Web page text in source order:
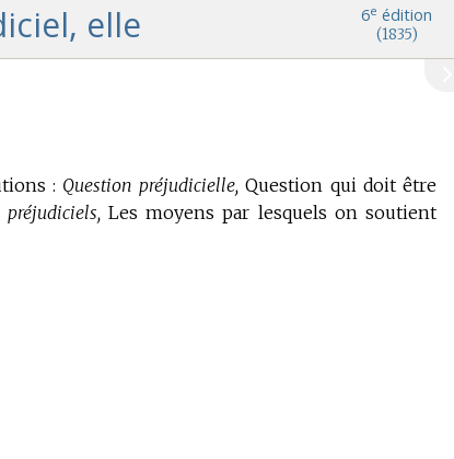
6e édition
(1835)
elle
: Question préjudicielle, Question qui doit être
préjudiciels, Les moyens par lesquels on soutient